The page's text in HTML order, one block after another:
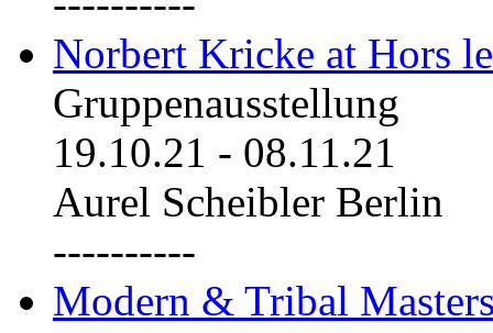
Norbert Kricke at Hors
Gruppenausstellung
19.10.21 - 08.11.21
Aurel Scheibler Berlin
----------
Modern & Tribal